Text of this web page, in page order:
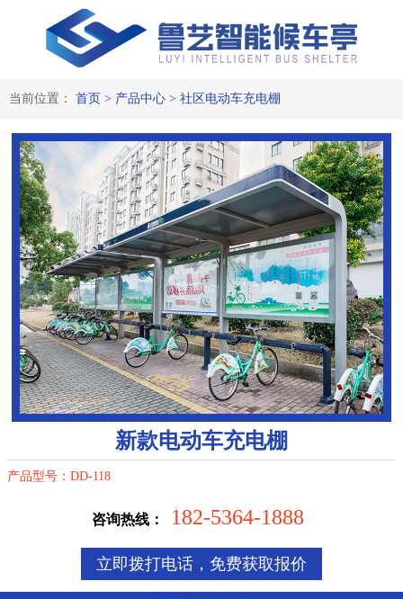
当前位置： 首页 > 产品中心> 社区电动车充电棚
新款电动车充电棚
产品型号：DD-118
咨询热线： 182-5364-1888
立即拨打电话，免费获取报价